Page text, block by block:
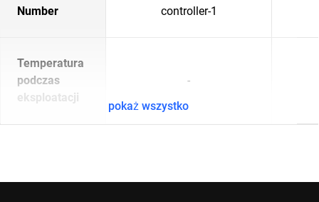
Number
controller-1
Temperatura
podczas
eksploatacji
-
pokaż wszystko